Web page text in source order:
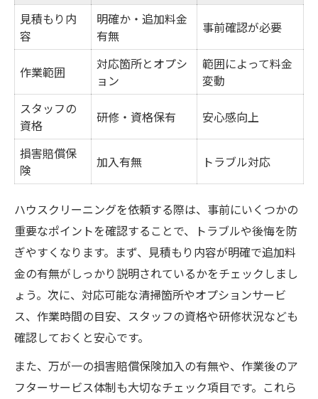
見積もり内
容
明確か・追加料金
有無
事前確認が必要
作業範囲
対応箇所とオプシ
ョン
範囲によって料金
変動
スタッフの
資格
研修・資格保有 安心感向上
損害賠償保
険
加入有無 トラブル対応
ハウスクリーニングを依頼する際は、事前にいくつかの
重要なポイントを確認することで、トラブルや後悔を防
ぎやすくなります。まず、見積もり内容が明確で追加料
金の有無がしっかり説明されているかをチェックしまし
ょう。次に、対応可能な清掃箇所やオプションサービ
ス、作業時間の目安、スタッフの資格や研修状況なども
確認しておくと安心です。
また、万が一の損害賠償保険加入の有無や、作業後のア
フターサービス体制も大切なチェック項目です。これら